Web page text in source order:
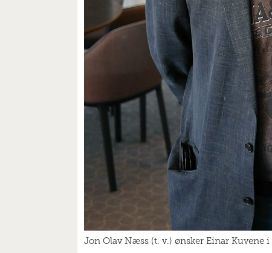
Jon Olav Næss (t. v.) ønsker Einar Kuvene